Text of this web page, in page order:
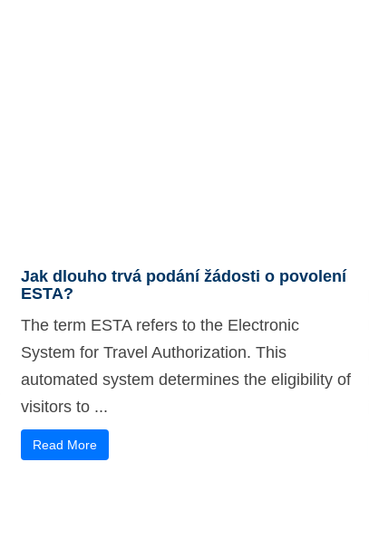
Jak dlouho trvá podání žádosti o povolení
ESTA?
The term ESTA refers to the Electronic
System for Travel Authorization. This
automated system determines the eligibility of
visitors to ...
Read More